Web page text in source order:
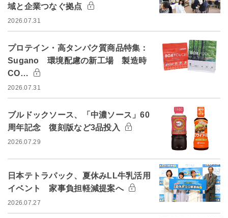
域と企業つなぐ拠点
2026.07.31
プロテイン・高タンパク質商品特集：
Sugano 環境配慮の新工場 製造時
CO…
2026.07.31
ブルドックソース、「中濃ソース」60
周年記念 復刻版など3品投入
2026.07.29
日本テトラパック、夏休みLL牛乳活用
イベント 家事負担軽減提案へ
2026.07.27